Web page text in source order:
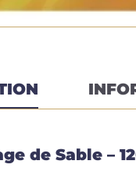
de Sable –